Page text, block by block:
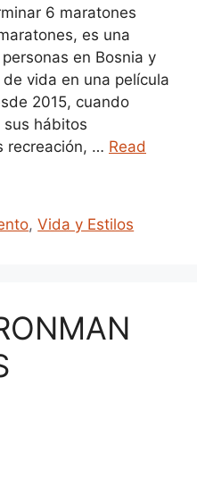
6 maratones
es una
en Bosnia y
vida en una película
2015, cuando
hábitos
recreación, … Read
,Vida y Estilos